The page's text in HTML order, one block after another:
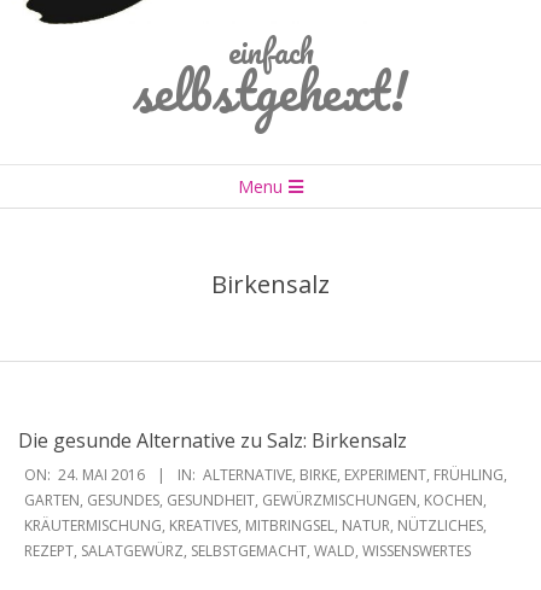
einfach
selbstgehext!
Navigation
Menu
Birkensalz
Die gesunde Alternative zu Salz: Birkensalz
2016-
05-
24
ON: 24. MAI 2016 IN: ALTERNATIVE, BIRKE, EXPERIMENT, FRÜHLING,
GARTEN, GESUNDES, GESUNDHEIT, GEWÜRZMISCHUNGEN, KOCHEN,
KRÄUTERMISCHUNG, KREATIVES, MITBRINGSEL, NATUR, NÜTZLICHES,
REZEPT, SALATGEWÜRZ, SELBSTGEMACHT, WALD, WISSENSWERTES